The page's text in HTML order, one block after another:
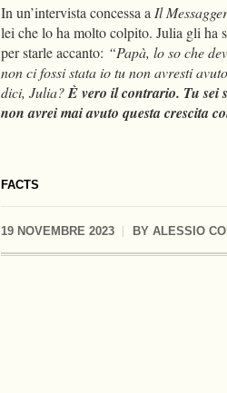
FACTS
19 NOVEMBRE 2023 BY ALESSIO
In un’intervista concessa aIl
lei che lo ha molto colpito. Julia gli ha
per starle accanto: “Papà, lo so che
non ci fossi stata io tu non avresti
dici, Julia?È vero il contrario. Tu sei
non avrei mai avuto questa crescita